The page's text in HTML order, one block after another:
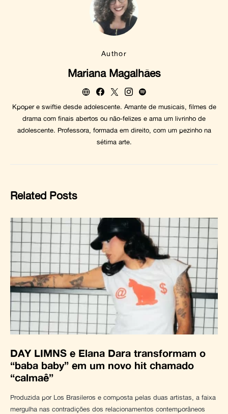
Author
Mariana Magalhães
Kpoper e swiftie desde adolescente. Amante de musicais, filmes de
drama com finais abertos ou não-felizes e ama um livrinho de
adolescente. Professora, formada em direito, com um pezinho na
sétima arte.
Related Posts
DAY LIMNS e Elana Dara transformam o
“baba baby” em um novo hit chamado
“calmaê”
Produzida por Los Brasileros e composta pelas duas artistas, a faixa
mergulha nas contradições dos relacionamentos contemporâneos